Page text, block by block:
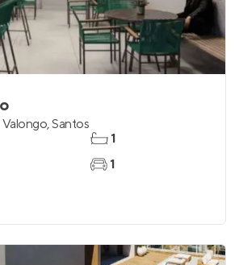
Valongo,Santos
1
1